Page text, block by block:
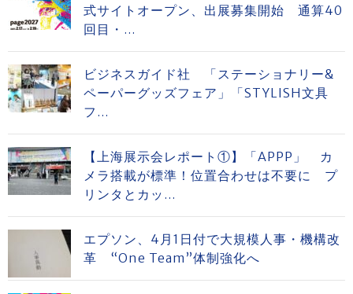
式サイトオープン、出展募集開始 通算40
回目・...
ビジネスガイド社 「ステーショナリー&
ペーパーグッズフェア」「STYLISH文具
フ...
【上海展示会レポート①】「APPP」 カ
メラ搭載が標準！位置合わせは不要に プ
リンタとカッ...
エプソン、4月1日付で大規模人事・機構改
革 “One Team”体制強化へ